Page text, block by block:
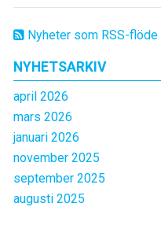
Nyheter som RSS-flöde
NYHETSARKIV
april 2026
mars 2026
januari 2026
november 2025
september 2025
augusti 2025